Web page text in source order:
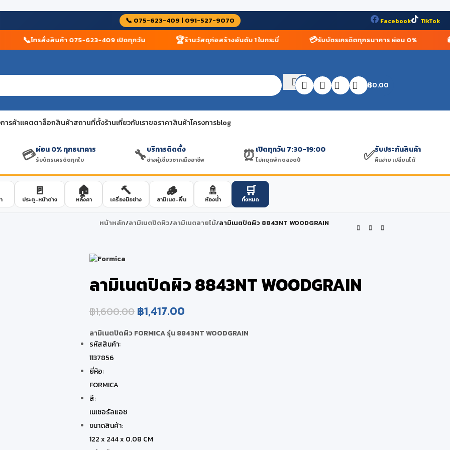
📞 075-623-409 | 091-527-9070 Facebook TikTok
ค้า รับประกัน ⭐สินค้ากว่า 10,000 รายการ พร้อมส่ง 🔧บริการติดตั้งโดยช่างผู้เชี่ยวชาญ 📞โทรสั่งสินค้า 075-623-409 เ
฿0.00
ารค้าแคตตาล็อกสินค้าสถานที่ตั้งร้านเกี่ยวกับเราขอราคาสินค้าโครงการblog
💳ผ่อน 0% ทุกธนาคาร
รับบัตรเครดิตทุกใบ 🔧บริการติดตั้ง
ช่างผู้เชี่ยวชาญมืออาชีพ ⏰เปิดทุกวัน 7:30-19:00
ไม่หยุดพัก ตลอดปี ✅รับประกันสินค้า
คืนง่าย เปลี่ยนได้
🚪
ประตู-หน้าต่าง
🏠
หลังคา
🔨
เครื่องมือช่าง
🪵
ลามิเนต-พื้น
🚿
ห้องน้ำ
🛒
ทั้งหมด
หน้าหลัก/ลามิเนตปิดผิว/ลามิเนตลายไม้/ลามิเนตปิดผิว 8843NT WOODGRAIN
ลามิเนตปิดผิว 8843NT WOODGRAIN
฿1,600.00 ฿1,417.00
ลามิเนตปิดผิว FORMICA รุ่น 8843NT WOODGRAIN
รหัสสินค้า:
1137856
ยี่ห้อ:
FORMICA
สี:
เนเชอรัลแอช
ขนาดสินค้า:
122 x 244 x 0.08 CM